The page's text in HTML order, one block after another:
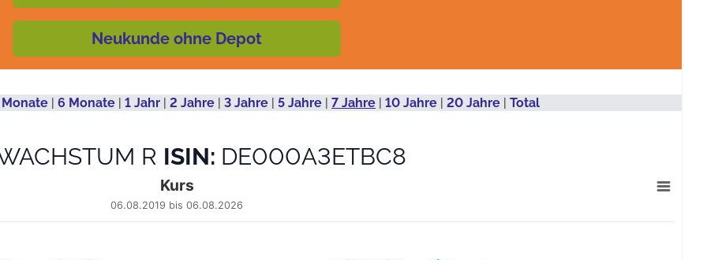
Neukunde ohne Depot
Monate | 6 Monate | 1 Jahr | 2 Jahre | 3 Jahre | 5 Jahre | 7 Jahre | 10 Jahre | 20 Jahre | Total
R ISIN: DE000A3ETBC8
2024-04-15 00:00:00 to 2026-08-04 00:00:00.
Kurs
06.08.2019 bis 06.08.2026